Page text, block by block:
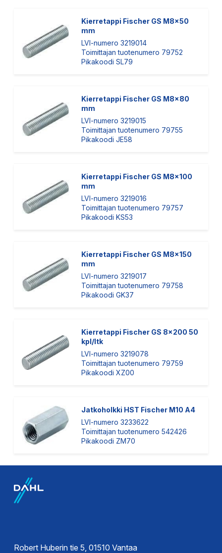
Kierretappi Fischer GS M8x50
mm
LVI-numero 3219014
Toimittajan tuotenumero 79752
Pikakoodi SL79
Kierretappi Fischer GS M8x80
mm
LVI-numero 3219015
Toimittajan tuotenumero 79755
Pikakoodi JE58
Kierretappi Fischer GS M8x100
mm
LVI-numero 3219016
Toimittajan tuotenumero 79757
Pikakoodi KS53
Kierretappi Fischer GS M8x150
mm
LVI-numero 3219017
Toimittajan tuotenumero 79758
Pikakoodi GK37
Kierretappi Fischer GS 8x200 50
kpl/ltk
LVI-numero 3219078
Toimittajan tuotenumero 79759
Pikakoodi XZ00
Jatkoholkki HST Fischer M10 A4
LVI-numero 3233622
Toimittajan tuotenumero 542426
Pikakoodi ZM70
Robert Huberin tie 5, 01510 Vantaa